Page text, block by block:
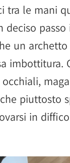
tra le mani
deciso
un
imbottitura.
piuttosto
in